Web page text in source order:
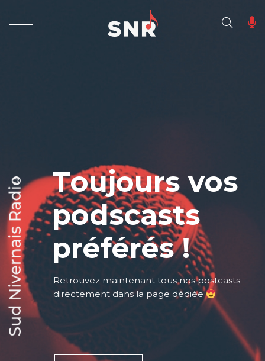
Retrouvez maintenant tous nos postcasts
directement dans la page dédiée
Toujours vos
podscasts
préférés !